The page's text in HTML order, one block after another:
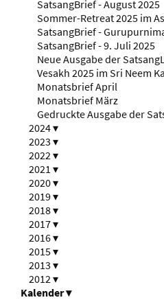
SatsangBrief - August 2025
Sommer-Retreat 2025 im
SatsangBrief -
SatsangBrief - 9. Juli 2025
Neue Ausgabe der
Vesakh 2025 im Sri Neem
Monatsbrief April
Monatsbrief März
Gedruckte Ausgabe der
2024▾
2023 ▾
2022 ▾
2021 ▾
2020▾
2019▾
2018▾
2017▾
2016▾
2015▾
2013 ▾
2012 ▾
Kalender▾